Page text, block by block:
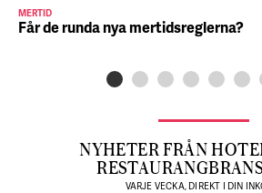
MERTID
Får de runda nya mertidsreglerna?
NYHETER FRÅN
VARJE VECKA, DIREKT I DIN